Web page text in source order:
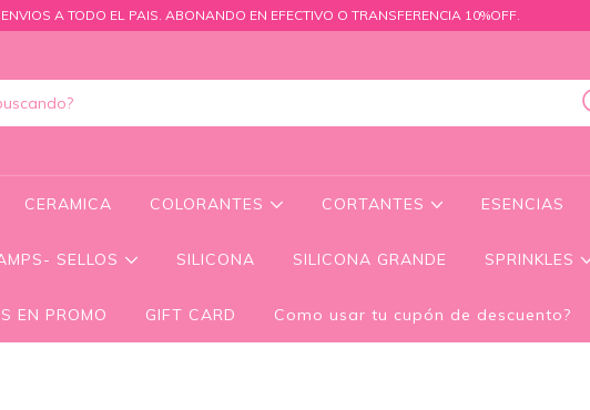
ENVIOS A TODO EL PAIS. ABONANDO EN EFECTIVO O TRANSFERENCIA 10%OFF.
CERAMICA COLORANTES CORTANTES ESENCIAS
SELLOS SILICONA SILICONA GRANDE SPRINKLES
EN PROMO GIFT CARD Como usar tu cupón de descuento?